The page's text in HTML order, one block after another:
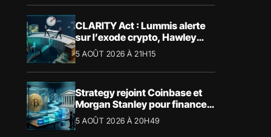
CLARITY Act : Lummis alerte
sur l’exode crypto, Hawley
bloque le vote
5 AOÛT 2026 À 21H15
Strategy rejoint Coinbase et
Morgan Stanley pour financer
les Trump Accounts
5 AOÛT 2026 À 20H49